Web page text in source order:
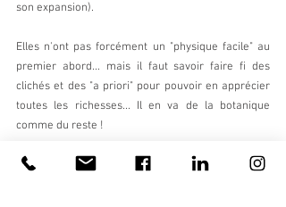
son expansion).
Elles n'ont pas forcément un "physique facile" au
premier abord... mais il faut savoir faire fi des
clichés et des "a priori" pour pouvoir en apprécier
toutes les richesses... Il en va de la botanique
comme du reste !
(Petit rappel : le
des euphorbes est très